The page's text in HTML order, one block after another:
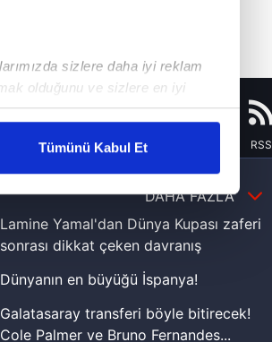
sizlere daha iyi reklam
olduğunu ve sizlere en iyi
maliyetlerimizi karşılamak
gösterilmeyecektir."
çerezler kullanılmaktadır. Bu
hizmetlerinin sunulması
ve sizlere yönelik
kullanılacaktır.
ilişkin detaylı bilgi için Ayarlar
Tümünü Kabul Et
Instagram Flipboard RSS
DAHA FAZLA
Lamine Yamal'dan Dünya Kupası zaferi
sonrası dikkat çeken davranış
Dünyanın en büyüğü İspanya!
Galatasaray transferi böyle bitirecek!
Cole Palmer ve Bruno Fernandes...